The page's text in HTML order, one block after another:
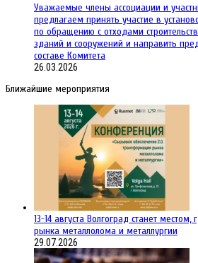
Уважаемые члены ассоциации и
предлагаем принять участие в
по обращению с отходами
зданий и сооружений и направить
составе Комитета
26.03.2026
Ближайшие мероприятия
13-14 августа Волгоград станет
рынка металлолома и металлургии
29.07.2026